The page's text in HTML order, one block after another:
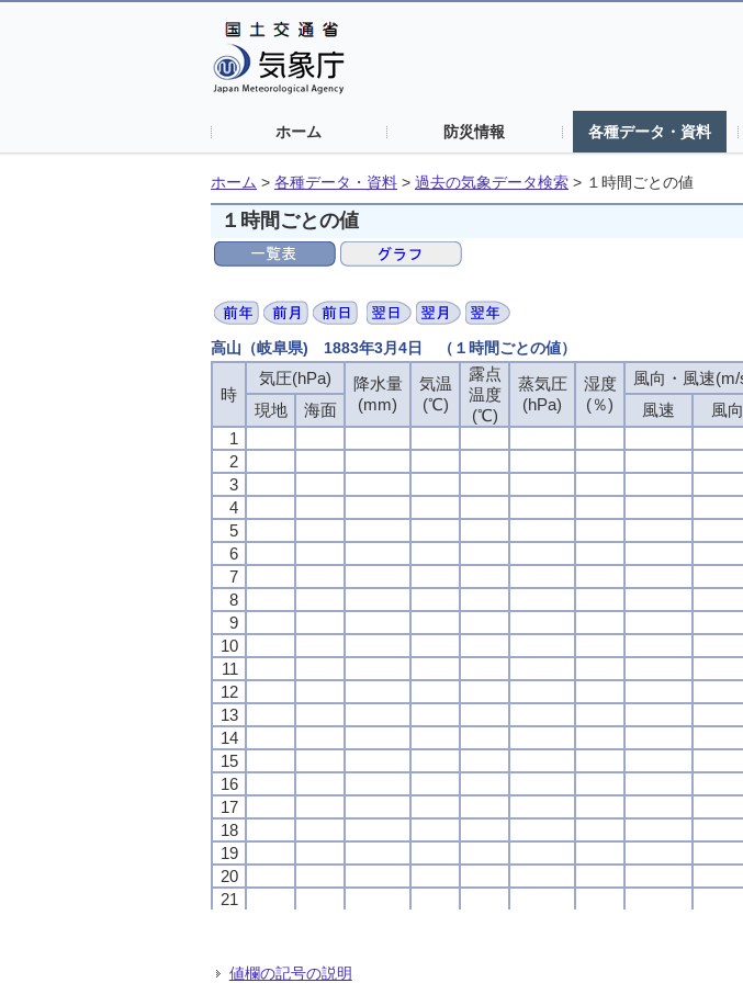
ホーム 防災情報 各種データ・資料
ホーム > 各種データ・資料 > 過去の気象データ検索 > １時間ごとの値
１時間ごとの値
高山（岐阜県) 1883年3月4日 （１時間ごとの値）
時
気圧(hPa)
降水量
(mm)
気温
(℃)
露点
温度
(℃)
蒸気圧
(hPa)
湿度
(％)
風向・風速(m/
現地 海面 風速 風向
1
2
3
4
5
6
7
8
9
10
11
12
13
14
15
16
17
18
19
20
21
24
時
気圧(hPa)
降水量
(mm)
気温
(℃)
露点
温度
(℃)
蒸気圧
(hPa)
湿度
(％)
風向・風速(m/
現地 海面 風速 風向
1
2
3
4
5
6
7
8
9
10
11
12
13
14
15
16
17
18
19
20
21
24
時
気圧(hPa)
降水量
(mm)
気温
(℃)
露点
温度
(℃)
蒸気圧
(hPa)
湿度
(％)
風向・風速(m/
現地 海面 風速 風向
1
2
3
4
5
6
7
8
9
10
11
12
13
14
15
16
17
18
19
20
21
24
時
気圧(hPa)
降水量
(mm)
気温
(℃)
露点
温度
(℃)
蒸気圧
(hPa)
湿度
(％)
風向・風速(m/
現地 海面 風速 風向
1
2
3
4
5
6
7
8
9
10
11
12
13
14
15
16
17
18
19
20
21
24
値欄の記号の説明